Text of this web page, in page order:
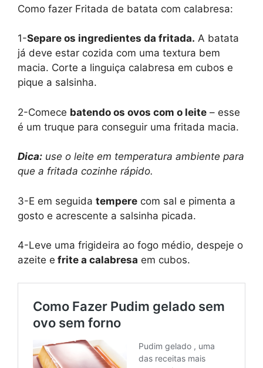
Como fazer Fritada de batata com calabresa:
1-Separe os ingredientes da fritada. A batata
já deve estar cozida com uma textura bem
macia. Corte a linguiça calabresa em cubos e
pique a salsinha.
2-Comece batendo os ovos com o leite – esse
é um truque para conseguir uma fritada macia.
Dica: use o leite em temperatura ambiente para
que a fritada cozinhe rápido.
3-E em seguida tempere com sal e pimenta a
gosto e acrescente a salsinha picada.
4-Leve uma frigideira ao fogo médio, despeje o
azeite e frite a calabresa em cubos.